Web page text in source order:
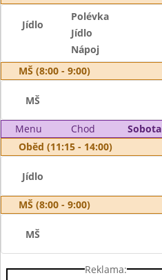
Jídlo
Polévka
Jídlo
Nápoj
MŠ (8:00 - 9:00)
MŠ
Menu Chod
Oběd (11:15 - 14:00)
Jídlo
MŠ (8:00 - 9:00)
MŠ
Reklama: